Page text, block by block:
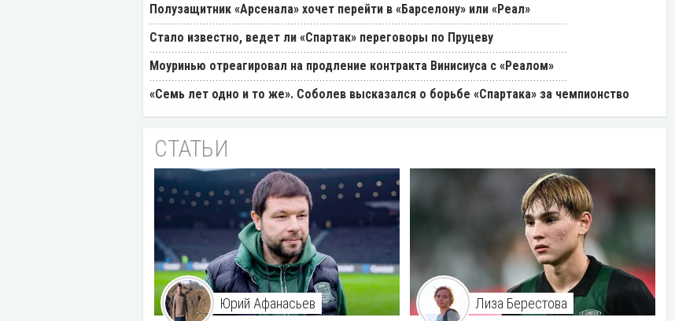
Полузащитник «Арсенала» хочет перейти в «Барселону» или «Реал»
Стало известно, ведет ли «Спартак» переговоры по Пруцеву
Моуринью отреагировал на продление контракта Винисиуса с «Реалом»
«Семь лет одно и то же». Соболев высказался о борьбе «Спартака» за чемпионство
СТАТЬИ
Юрий Афанасьев Лиза Берестова